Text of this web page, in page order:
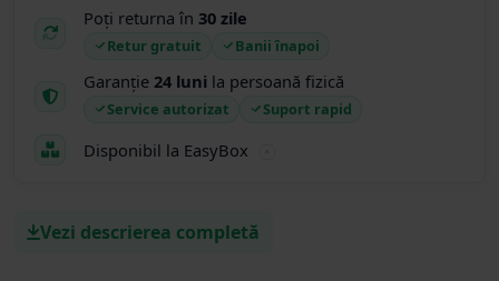
Poți returna în 30 zile
Retur gratuit Banii înapoi
Garanție 24 luni la persoană fizică
Service autorizat Suport rapid
Disponibil la EasyBox
Vezi descrierea completă